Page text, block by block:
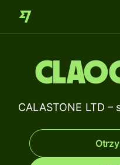
CALASTONE LTD